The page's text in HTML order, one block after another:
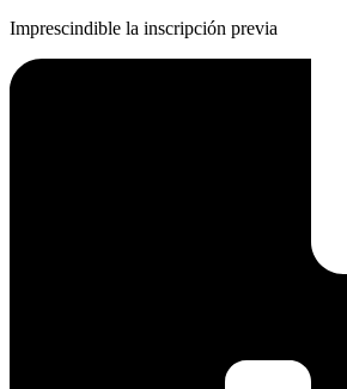
Imprescindible la inscripción previa